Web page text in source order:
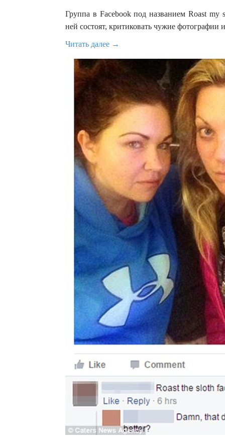
Группа в Facebook под названием Roast
ней состоят, критиковать чужие
Читать далее →